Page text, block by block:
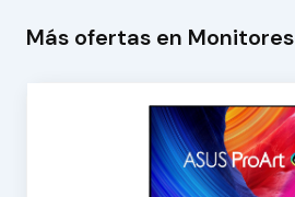
Más ofertas en Monitores